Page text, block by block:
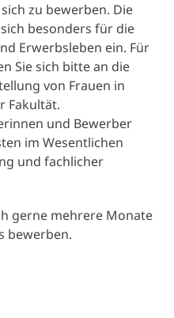
zu bewerben. Die
besonders für die
Erwerbsleben ein. Für
Sie sich bitte an die
von Frauen in
Fakultät.
und Bewerber
im Wesentlichen
und fachlicher
gerne mehrere Monate
bewerben.